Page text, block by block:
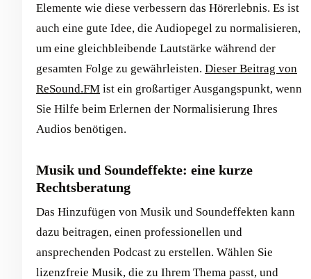
Elemente wie diese verbessern das Hörerlebnis. Es ist
auch eine gute Idee, die Audiopegel zu normalisieren,
um eine gleichbleibende Lautstärke während der
gesamten Folge zu gewährleisten. Dieser Beitrag von
ReSound.FM ist ein großartiger Ausgangspunkt, wenn
Sie Hilfe beim Erlernen der Normalisierung Ihres
Audios benötigen.
Musik und Soundeffekte: eine kurze
Rechtsberatung
Das Hinzufügen von Musik und Soundeffekten kann
dazu beitragen, einen professionellen und
ansprechenden Podcast zu erstellen. Wählen Sie
lizenzfreie Musik, die zu Ihrem Thema passt, und